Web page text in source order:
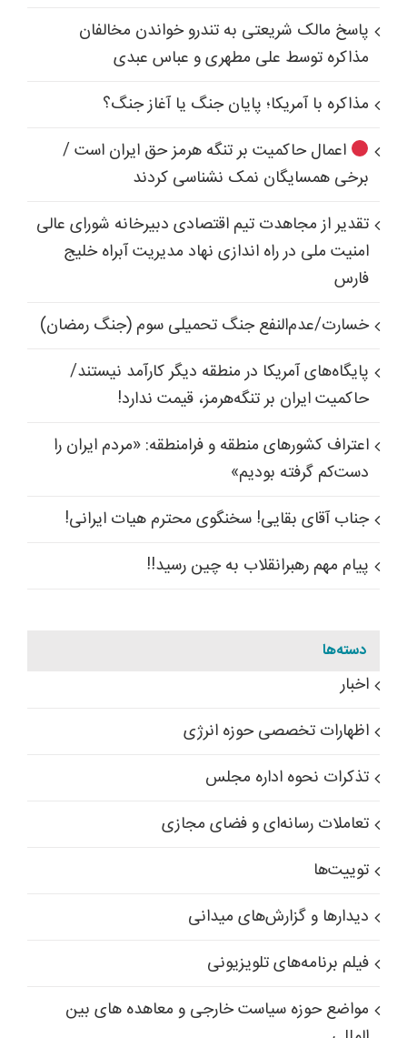
پاسخ مالک شریعتی به تندرو خواندن مخالفان
مذاکره توسط علی مطهری و عباس عبدی
مذاکره با آمریکا؛ پایان جنگ یا آغاز جنگ؟
اعمال حاکمیت بر تنگه هرمز حق ایران است /
برخی همسایگان نمک نشناسی کردند
تقدیر از مجاهدت تیم اقتصادی دبیرخانه شورای عالی
امنیت ملی در راه اندازی نهاد مدیریت آبراه خلیج
فارس
خسارت/عدم‌النفع جنگ تحمیلی سوم (جنگ رمضان)
پایگاه‌های آمریکا در منطقه دیگر کارآمد نیستند/
حاکمیت ایران بر تنگه‌هرمز، قیمت ندارد!
اعتراف کشورهای منطقه و فرامنطقه: «مردم ایران را
دست‌کم گرفته بودیم»
جناب آقای بقایی! سخنگوی محترم هیات ایرانی!
پیام مهم رهبرانقلاب به چین رسید!!
دسته‌ها
اخبار
اظهارات تخصصی حوزه انرژی
تذکرات نحوه اداره مجلس
تعاملات رسانه‌ای و فضای مجازی
توییت‌ها
دیدارها و گزارش‌های میدانی
فیلم برنامه‌های تلویزیونی
مواضع حوزه سیاست خارجی و معاهده های بین